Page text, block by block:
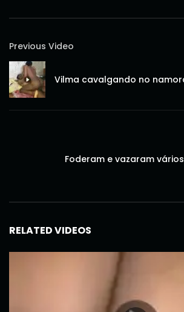
Previous Video
Vilma cavalgando no
Foderam e vazaram
RELATED VIDEOS